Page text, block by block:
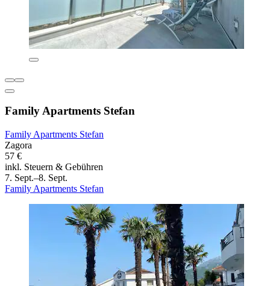
Family Apartments Stefan
Family Apartments Stefan
Zagora
57 €
inkl. Steuern & Gebühren
7. Sept.–8. Sept.
Family Apartments Stefan